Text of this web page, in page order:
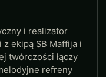
i realizator
ekipą SB Maffija i
twórczości łączy
refreny